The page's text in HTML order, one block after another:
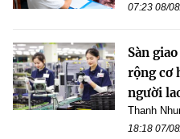
07:23 08/
Sàn
rộng cơ
người
Thanh
18:18 07/